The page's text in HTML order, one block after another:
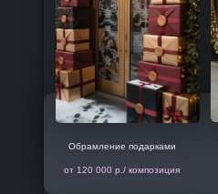
Обрамление подарками
от 120 000 р./ композиция